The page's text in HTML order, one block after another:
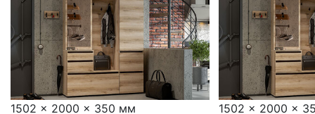
1502 x 2000 x 350 мм 1502 x 2000 x